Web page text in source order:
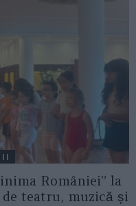
României” la
teatru, muzică și